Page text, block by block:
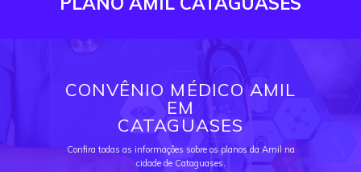
CONVÊNIO MÉDICO AMIL
EM
CATAGUASES
Confira todas as informações sobre os planos da Amil na
cidade de Cataguases.